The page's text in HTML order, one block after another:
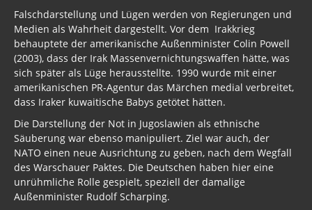
Falschdarstellung und Lügen werden von Regierungen und
Medien als Wahrheit dargestellt. Vor dem Irakkrieg
behauptete der amerikanische Außenminister Colin Powell
(2003), dass der Irak Massenvernichtungswaffen hätte, was
sich später als Lüge herausstellte. 1990 wurde mit einer
amerikanischen PR-Agentur das Märchen medial verbreitet,
dass Iraker kuwaitische Babys getötet hätten.
Die Darstellung der Not in Jugoslawien als ethnische
Säuberung war ebenso manipuliert. Ziel war auch, der
NATO einen neue Ausrichtung zu geben, nach dem Wegfall
des Warschauer Paktes. Die Deutschen haben hier eine
unrühmliche Rolle gespielt, speziell der damalige
Außenminister Rudolf Scharping.